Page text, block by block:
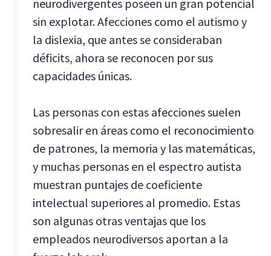
neurodivergentes poseen un gran potencial
sin explotar. Afecciones como el autismo y
la dislexia, que antes se consideraban
déficits, ahora se reconocen por sus
capacidades únicas.
Las personas con estas afecciones suelen
sobresalir en áreas como el reconocimiento
de patrones, la memoria y las matemáticas,
y muchas personas en el espectro autista
muestran puntajes de coeficiente
intelectual superiores al promedio. Estas
son algunas otras ventajas que los
empleados neurodiversos aportan a la